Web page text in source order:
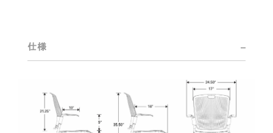
ミクス・コンサルタント・チームの緊密な協力に支えられたデザインチーム
仕様